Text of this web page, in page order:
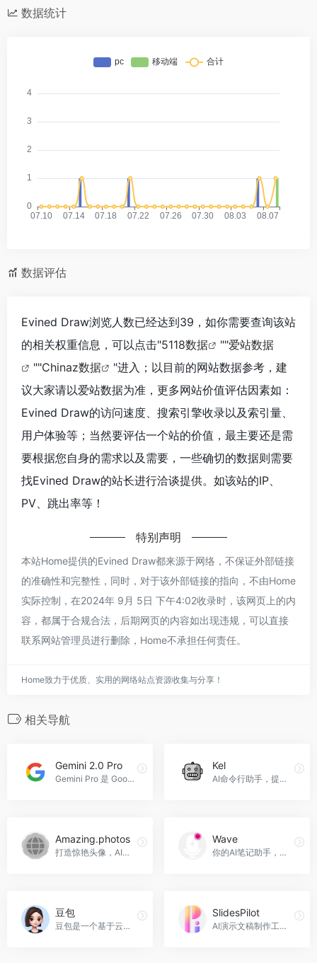
数据统计
数据评估
Evined Draw浏览人数已经达到39，如你需要查询该站
的相关权重信息，可以点击"5118数据 ""爱站数据
""Chinaz数据
"进入；以目前的网站数据参考，建
议大家请以爱站数据为准，更多网站价值评估因素如：
Evined Draw的访问速度、搜索引擎收录以及索引量、
用户体验等；当然要评估一个站的价值，最主要还是需
要根据您自身的需求以及需要，一些确切的数据则需要
找Evined Draw的站长进行洽谈提供。如该站的IP、
PV、跳出率等！
特别声明
本站Home提供的Evined Draw都来源于网络，不保证外部链接
的准确性和完整性，同时，对于该外部链接的指向，不由Home
实际控制，在2024年 9月 5日 下午4:02收录时，该网页上的内
容，都属于合规合法，后期网页的内容如出现违规，可以直接
联系网站管理员进行删除，Home不承担任何责任。
Home致力于优质、实用的网络站点资源收集与分享！
相关导航
Gemini 2.0 Pro
Gemini Pro 是 Google DeepMind 推出的高性能 AI 模型，专注于复杂任务处理和编程性能。
Kel
AI命令行助手，提高CLI智能化，Kel官网入口网址
Amazing.photos
打造惊艳头像，AI助力完美形象，Amazing.photos官网入口网址
Wave
你的AI笔记助手，Wave官网入口网址
豆包
豆包是一个基于云雀大模型的智能服务平台，提供信息搜索、PDF阅读、图像生成、短文撰写等多功能服务。无论是学习、商业分析还是创意设计，豆包都能帮助用户高效获取信息和创作内容。探索更多可能，让豆包成为您的智能助手，豆包官网入口网址
SlidesPilot
AI演示文稿制作工具，SlidesPilot官网入口网址